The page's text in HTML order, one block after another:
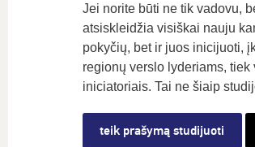
Jei norite būti ne tik vadovu,
atsiskleidžia visiškai nauju
pokyčių, bet ir juos inicijuoti,
regionų verslo lyderiams,
iniciatoriais. Tai ne šiaip
teik prašymą studijuoti